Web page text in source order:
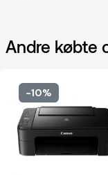
Andre købte
-10%